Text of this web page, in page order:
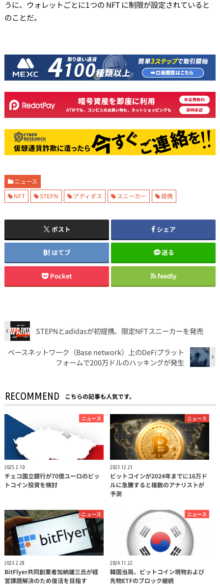
うに、ウォレットごとに1つの NFT に制限が設定されていると
のことだ。
ニュース
NFT
STEPN アディダス スニーカー 提携
ポスト シェア
はてブ 送る
Pocket feedly
STEPNとadidasが初提携、限定NFTスニーカーを発売
ベースネットワーク（Base network）上のDeFiプラット
フォームで200万ドルのハッキングが発生
RECOMMEND こちらの記事も人気です。
ニュース
2025.2.10
チェコ国立銀行が70億ユーロのビッ
トコイン投資を検討
ニュース
2023.12.21
ビットコインが2024年までに16万ド
ルに急騰すると複数のアナリストが
予測
ニュース
2023.2.28
BitFlyer共同創業者加納雄三氏が経
営課題解決のため復活を目指す
ニュース
2024.11.22
韓国当局、ビットコイン現物および
先物ETFのブロック継続